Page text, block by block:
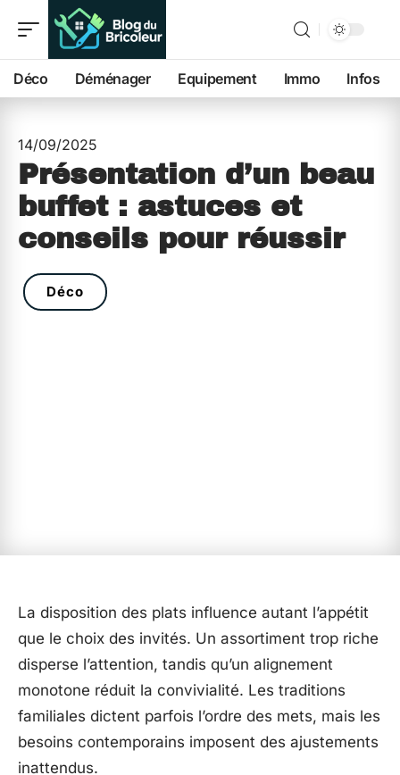
Déco Déménager Equipement Immo Infos
14/09/2025
Présentation d’un beau
buffet : astuces et
conseils pour réussir
Déco
La disposition des plats influence autant l’appétit
que le choix des invités. Un assortiment trop riche
disperse l’attention, tandis qu’un alignement
monotone réduit la convivialité. Les traditions
familiales dictent parfois l’ordre des mets, mais les
besoins contemporains imposent des ajustements
inattendus.